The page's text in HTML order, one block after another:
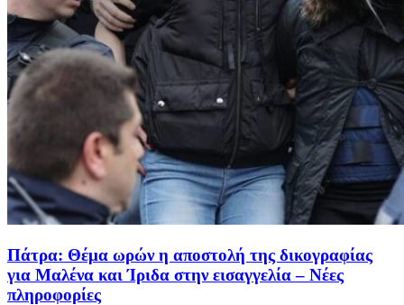
Πάτρα: Θέμα ωρών η αποστολή της δικογραφίας
για Μαλένα και Ίριδα στην εισαγγελία – Νέες
πληροφορίες